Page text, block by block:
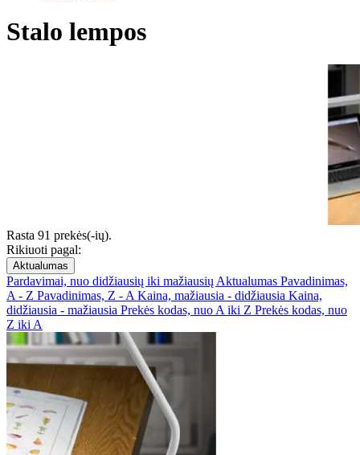
Stalo lempos
Rasta 91 prekės(-ių).
Rikiuoti pagal:
Aktualumas
Pardavimai, nuo didžiausių iki mažiausių Aktualumas Pavadinimas,
A - Z Pavadinimas, Z - A Kaina, mažiausia - didžiausia Kaina,
didžiausia - mažiausia Prekės kodas, nuo A iki Z Prekės kodas, nuo
Z iki A